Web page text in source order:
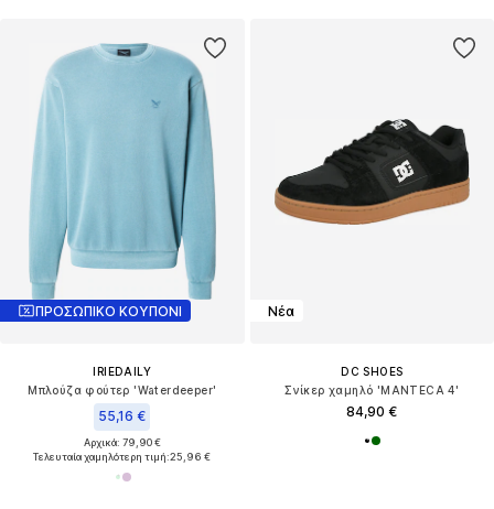
ΠΡΟΣΩΠΙΚΟ ΚΟΥΠΟΝΙ
IRIEDAILY
Μπλούζα φούτερ 'Waterdeeper'
55,16 €
Αρχικά: 79,90 €
Τελευταία χαμηλότερη τιμή:25,96 €
Νέα
DC SHOES
Σνίκερ χαμηλό 'MANTECA 4'
84,90 €